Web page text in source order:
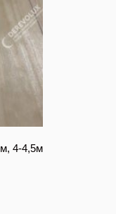
4-4,5м